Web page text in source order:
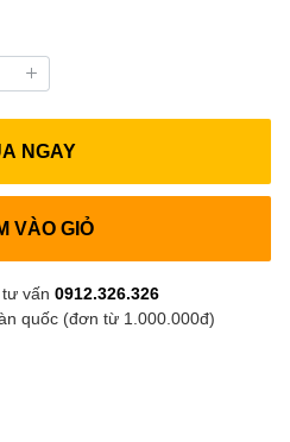
NGAY
VÀO GIỎ
vấn 0912.326.326
quốc (đơn từ 1.000.000đ)